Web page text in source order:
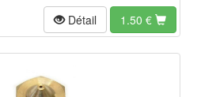
Détail 1.50 €